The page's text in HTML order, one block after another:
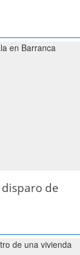
de